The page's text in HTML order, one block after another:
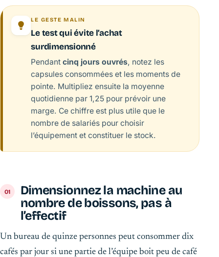
LE GESTE MALIN
Le test qui évite l’achat
surdimensionné
Pendantcinq jours ouvrés, notez les
capsules consommées et les moments de
pointe. Multipliez ensuite la moyenne
quotidienne par 1,25 pour prévoir une
marge. Ce chiffre est plus utile que le
nombre de salariés pour choisir
l’équipement et constituer le stock.
Dimensionnez la machine au
nombre de boissons, pas à
l’effectif
Un bureau de quinze personnes peut consommer dix
cafés par jour si une partie de l’équipe boit peu de café